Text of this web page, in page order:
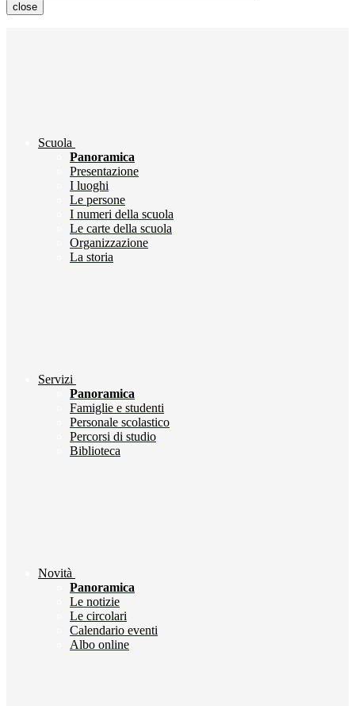
close
Scuola
Panoramica
Presentazione
I luoghi
Le persone
I numeri della scuola
Le carte della scuola
Organizzazione
La storia
Servizi
Panoramica
Famiglie e studenti
Personale scolastico
Percorsi di studio
Biblioteca
Novità
Panoramica
Le notizie
Le circolari
Calendario eventi
Albo online